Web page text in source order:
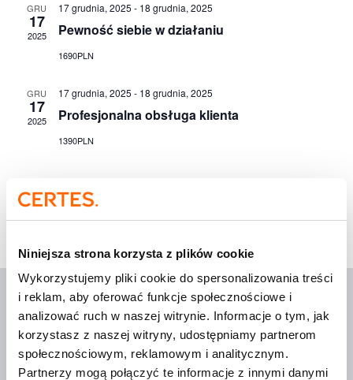
Niniejsza strona korzysta z plików cookie
Wykorzystujemy pliki cookie do spersonalizowania treści
i reklam, aby oferować funkcje społecznościowe i
analizować ruch w naszej witrynie. Informacje o tym, jak
korzystasz z naszej witryny, udostępniamy partnerom
społecznościowym, reklamowym i analitycznym.
Partnerzy mogą połączyć te informacje z innymi danymi
GRU
17
2025
17 grudnia, 2025 - 18 grudnia, 2025
Pewność siebie w działaniu
1690PLN
GRU
17
2025
17 grudnia, 2025 - 18 grudnia, 2025
Profesjonalna obsługa klienta
1390PLN
Strona główna» Events
Wdrożenia, które mająsens